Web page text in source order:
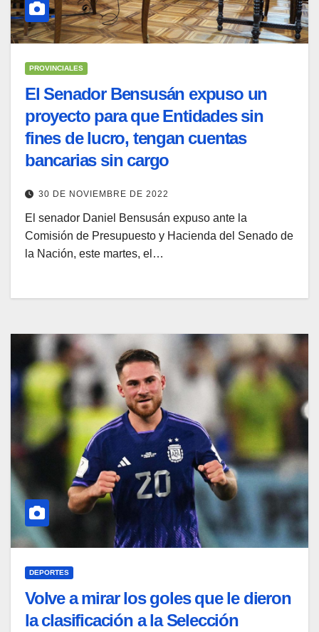
PROVINCIALES
El Senador Bensusán expuso un
proyecto para que Entidades sin
fines de lucro, tengan cuentas
bancarias sin cargo
30 DE NOVIEMBRE DE 2022
El senador Daniel Bensusán expuso ante la
Comisión de Presupuesto y Hacienda del Senado de
la Nación, este martes, el…
DEPORTES
Volve a mirar los goles que le dieron
la clasificación a la Selección